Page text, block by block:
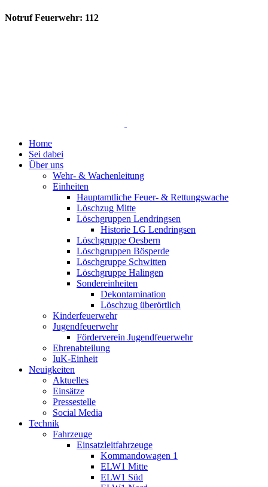
Notruf Feuerwehr: 112
Home
Sei dabei
Über uns
Wehr- & Wachenleitung
Einheiten
Hauptamtliche Feuer- & Rettungswache
Löschzug Mitte
Löschgruppen Lendringsen
Historie LG Lendringsen
Löschgruppe Oesbern
Löschgruppen Bösperde
Löschgruppe Schwitten
Löschgruppe Halingen
Sondereinheiten
Dekontamination
Löschzug überörtlich
Kinderfeuerwehr
Jugendfeuerwehr
Förderverein Jugendfeuerwehr
Ehrenabteilung
IuK-Einheit
Neuigkeiten
Aktuelles
Einsätze
Pressestelle
Social Media
Technik
Fahrzeuge
Einsatzleitfahrzeuge
Kommandowagen 1
ELW1 Mitte
ELW1 Süd